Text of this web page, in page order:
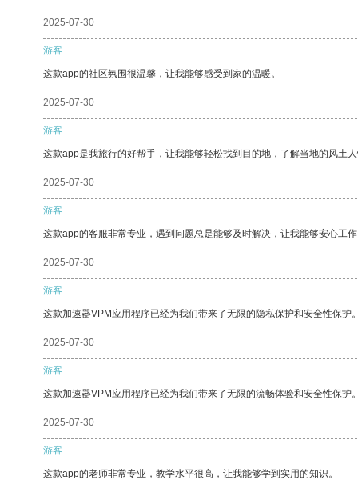
2025-07-30
游客
这款app的社区氛围很温馨，让我能够感受到家的温暖。
2025-07-30
游客
这款app是我旅行的好帮手，让我能够轻松找到目的地，了解当地的风土人
2025-07-30
游客
这款app的客服非常专业，遇到问题总是能够及时解决，让我能够安心工作
2025-07-30
游客
这款加速器VPM应用程序已经为我们带来了无限的隐私保护和安全性保护。
2025-07-30
游客
这款加速器VPM应用程序已经为我们带来了无限的流畅体验和安全性保护。
2025-07-30
游客
这款app的老师非常专业，教学水平很高，让我能够学到实用的知识。